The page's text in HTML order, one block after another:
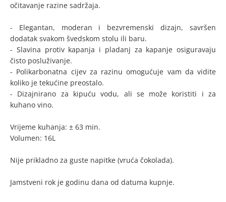
očitavanje razine sadržaja.
- Elegantan, moderan i bezvremenski dizajn, savršen
dodatak svakom švedskom stolu ili baru.
- Slavina protiv kapanja i pladanj za kapanje osiguravaju
čisto posluživanje.
- Polikarbonatna cijev za razinu omogućuje vam da vidite
koliko je tekućine preostalo.
- Dizajnirano za kipuću vodu, ali se može koristiti i za
kuhano vino.
Vrijeme kuhanja: ± 63 min.
Volumen: 16L
Nije prikladno za guste napitke (vruća čokolada).
Jamstveni rok je godinu dana od datuma kupnje.